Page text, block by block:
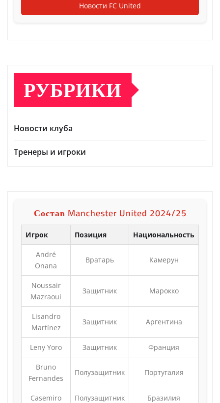
Новости FC United
РУБРИКИ
Новости клуба
Тренеры и игроки
Состав Manchester United 2024/25
Игрок Позиция Национальность
André
Onana
Вратарь Камерун
Noussair
Mazraoui
Защитник Марокко
Lisandro
Martínez
Защитник Аргентина
Leny Yoro Защитник Франция
Bruno
Fernandes
Полузащитник Португалия
Casemiro Полузащитник Бразилия